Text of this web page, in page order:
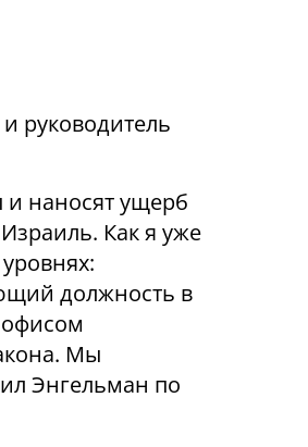
руководитель
и наносят ущерб
Как я уже
должность в
Мы
Энгельман по